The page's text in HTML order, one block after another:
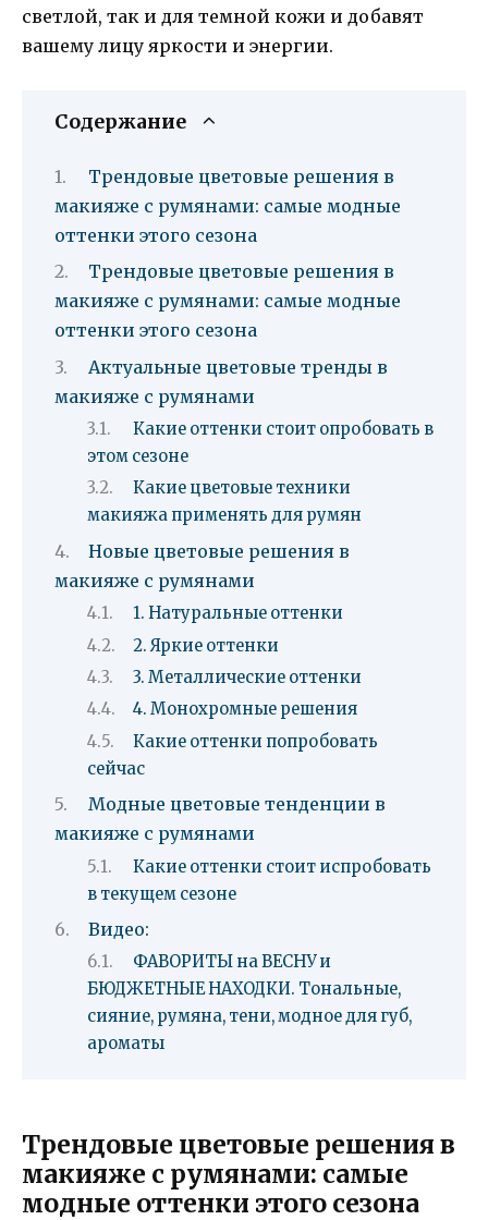
светлой, так и для темной кожи и добавят
вашему лицу яркости и энергии.
Содержание
Трендовые цветовые решения в
макияже с румянами: самые модные
оттенки этого сезона
Трендовые цветовые решения в
макияже с румянами: самые модные
оттенки этого сезона
Актуальные цветовые тренды в
макияже с румянами
Какие оттенки стоит опробовать в
этом сезоне
Какие цветовые техники
макияжа применять для румян
Новые цветовые решения в
макияже с румянами
1. Натуральные оттенки
2. Яркие оттенки
3. Металлические оттенки
4. Монохромные решения
Какие оттенки попробовать
сейчас
Модные цветовые тенденции в
макияже с румянами
Какие оттенки стоит испробовать
в текущем сезоне
Видео:
ФАВОРИТЫ на ВЕСНУ и
БЮДЖЕТНЫЕ НАХОДКИ. Tональные,
сияние, румяна, тени, модное для губ,
ароматы
Трендовые цветовые решения в
макияже с румянами: самые
модные оттенки этого сезона